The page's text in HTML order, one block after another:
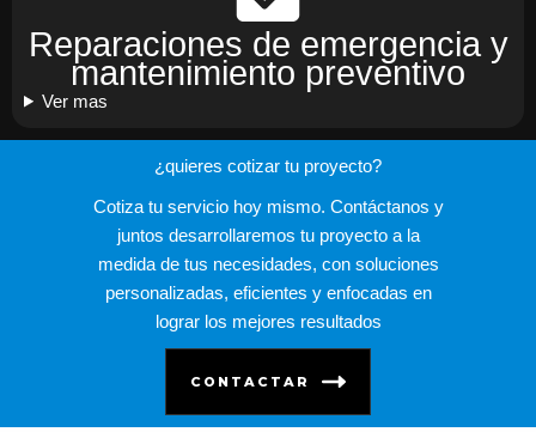
Reparaciones de emergencia y
mantenimiento preventivo
Ver mas
¿quieres cotizar tu proyecto?
Cotiza tu servicio hoy mismo. Contáctanos y
juntos desarrollaremos tu proyecto a la
medida de tus necesidades, con soluciones
personalizadas, eficientes y enfocadas en
lograr los mejores resultados
CONTACTAR